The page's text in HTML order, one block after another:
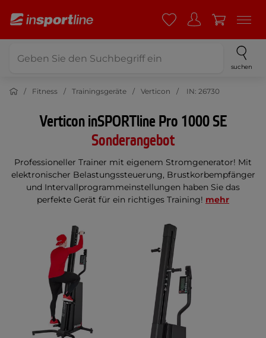
suchen
Fitness Trainingsgeräte Verticon IN: 26730
Verticon inSPORTline Pro 1000 SE
Sonderangebot
Professioneller Trainer mit eigenem Stromgenerator! Mit
elektronischer Belastungssteuerung, Brustkorbempfänger
und Intervallprogrammeinstellungen haben Sie das
perfekte Gerät für ein richtiges Training! mehr